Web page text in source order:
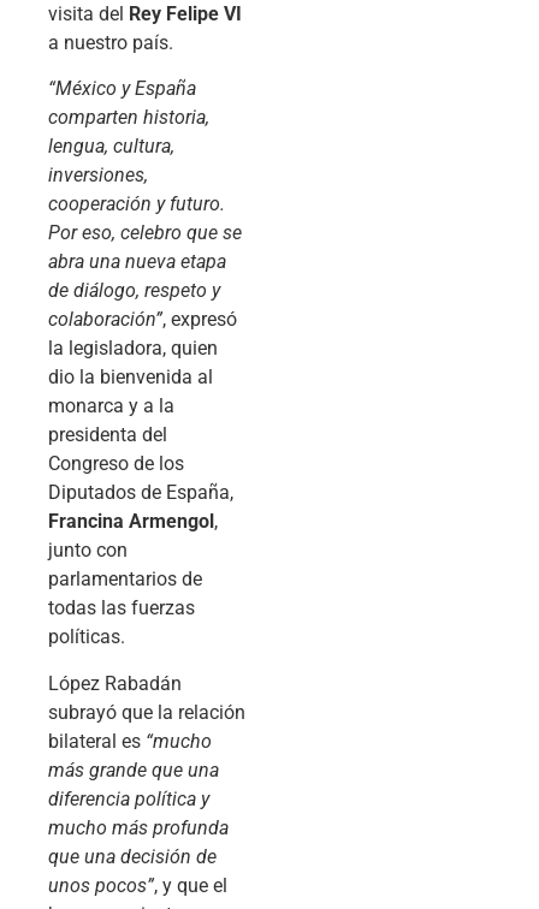
visita del Rey Felipe VI
a nuestro país.
“México y España
comparten historia,
lengua, cultura,
inversiones,
cooperación y futuro.
Por eso, celebro que se
abra una nueva etapa
de diálogo, respeto y
colaboración”, expresó
la legisladora, quien
dio la bienvenida al
monarca y a la
presidenta del
Congreso de los
Diputados de España,
Francina Armengol ,
junto con
parlamentarios de
todas las fuerzas
políticas.
López Rabadán
subrayó que la relación
bilateral es “mucho
más grande que una
diferencia política y
mucho más profunda
que una decisión de
unos pocos”, y que el